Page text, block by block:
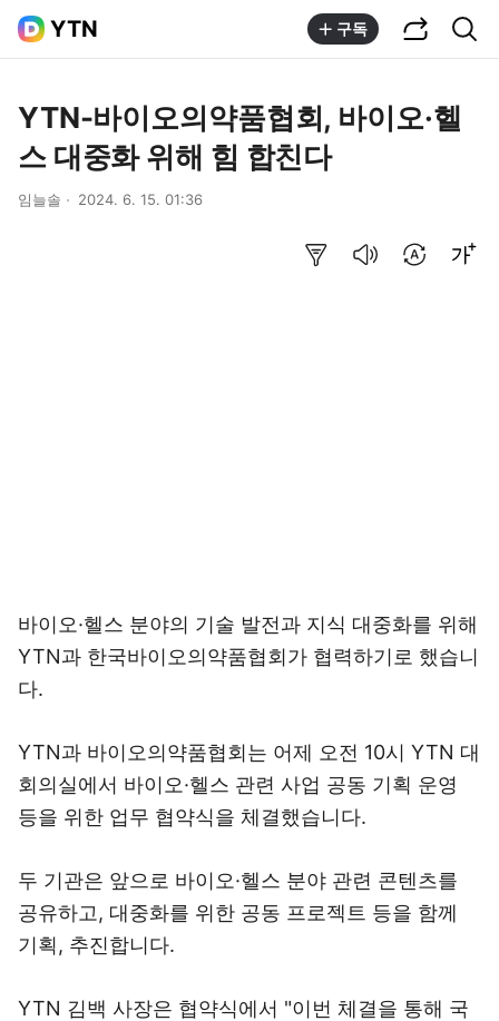
YTN 구독
YTN-바이오의약품협회, 바이오·헬
스 대중화 위해 힘 합친다
임늘솔 2024. 6. 15. 01:36
바이오·헬스 분야의 기술 발전과 지식 대중화를 위해
YTN과 한국바이오의약품협회가 협력하기로 했습니
다.
YTN과 바이오의약품협회는 어제 오전 10시 YTN 대
회의실에서 바이오·헬스 관련 사업 공동 기획 운영
등을 위한 업무 협약식을 체결했습니다.
두 기관은 앞으로 바이오·헬스 분야 관련 콘텐츠를
공유하고, 대중화를 위한 공동 프로젝트 등을 함께
기획, 추진합니다.
YTN 김백 사장은 협약식에서 "이번 체결을 통해 국